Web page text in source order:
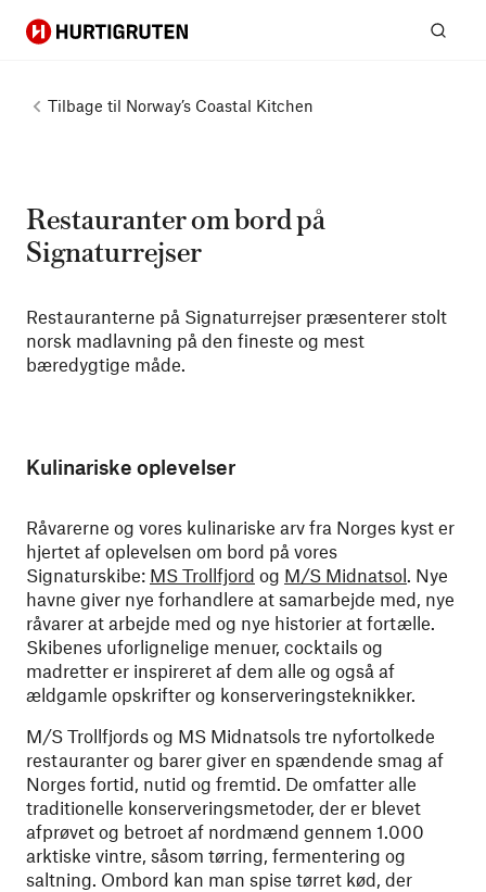
Hurtigruten
Tilbage til Norway’s Coastal Kitchen
Restauranter om bord på
Signaturrejser
Restauranterne på Signaturrejser præsenterer stolt
norsk madlavning på den fineste og mest
bæredygtige måde.
Kulinariske oplevelser
Råvarerne og vores kulinariske arv fra Norges kyst er
hjertet af oplevelsen om bord på vores
Signaturskibe: MS Trollfjord og M/S Midnatsol. Nye
havne giver nye forhandlere at samarbejde med, nye
råvarer at arbejde med og nye historier at fortælle.
Skibenes uforlignelige menuer, cocktails og
madretter er inspireret af dem alle og også af
ældgamle opskrifter og konserveringsteknikker.
M/S Trollfjords og MS Midnatsols tre nyfortolkede
restauranter og barer giver en spændende smag af
Norges fortid, nutid og fremtid. De omfatter alle
traditionelle konserveringsmetoder, der er blevet
afprøvet og betroet af nordmænd gennem 1.000
arktiske vintre, såsom tørring, fermentering og
saltning. Ombord kan man spise tørret kød, der